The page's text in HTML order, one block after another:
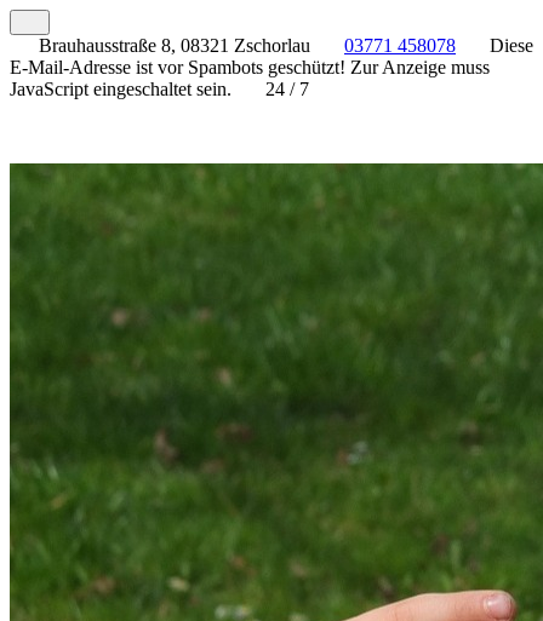
Brauhausstraße 8, 08321 Zschorlau 03771 458078
Diese
E-Mail-Adresse ist vor Spambots geschützt! Zur Anzeige muss
JavaScript eingeschaltet sein.
24 / 7